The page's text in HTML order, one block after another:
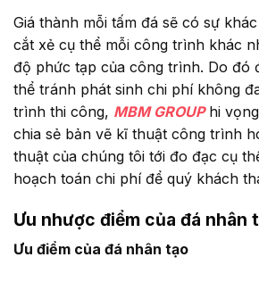
Giá thành mỗi tấm đá sẽ có sự
cắt xẻ cụ thể mỗi công trình khác
độ phức tạp của công trình. Do đó
thể tránh phát sinh chi phí không
trình thi công, MBM GROUPhi
chia sẻ bản vẽ kĩ thuật công trình
thuật của chúng tôi tới đo đạc cụ
hoạch toán chi phí để quý khách
Ưu nhược điểm của đá nhân
Ưu điểm của đá nhân tạo